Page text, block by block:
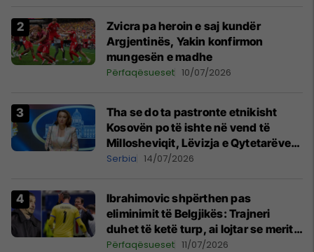
Zvicra pa heroin e saj kundër
Argjentinës, Yakin konfirmon
mungesën e madhe
Përfaqësueset 10/07/2026
Tha se do ta pastronte etnikisht
Kosovën po të ishte në vend të
Millosheviqit, Lëvizja e Qytetarëve
të Lirë në Serbi kërkon shkarkimin e
Serbia 14/07/2026
Ibrahimovic shpërthen pas
eliminimit të Belgjikës: Trajneri
duhet të ketë turp, ai lojtar se meritoi
të luante
Përfaqësueset 11/07/2026